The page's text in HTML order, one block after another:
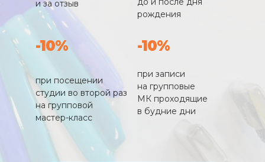
при записи
на групповые
МК проходящие
в будние дни
-10%
при посещении
студии во второй раз
на групповой
мастер-класс
-10%
рождения
и за отзыв